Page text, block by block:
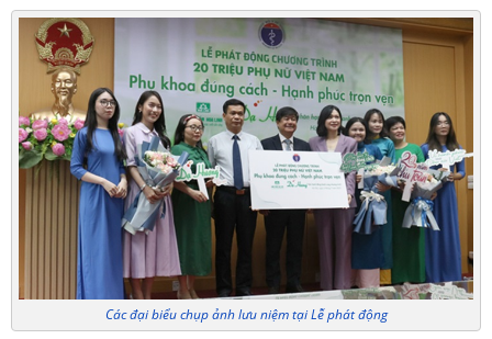
Các đại biểu chụp ảnh lưu niệm tại Lễ phát động